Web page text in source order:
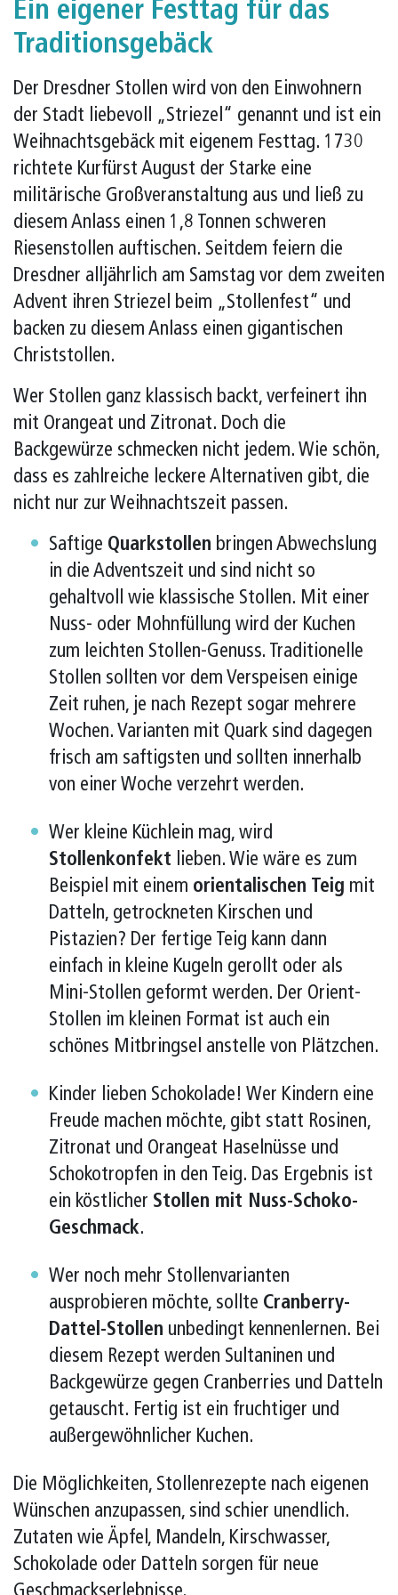
Ein eigener Festtag für das
Traditionsgebäck
Der Dresdner Stollen wird von den Einwohnern
der Stadt liebevoll „Striezel“ genannt und ist ein
Weihnachtsgebäck mit eigenem Festtag. 1730
richtete Kurfürst August der Starke eine
militärische Großveranstaltung aus und ließ zu
diesem Anlass einen 1,8 Tonnen schweren
Riesenstollen auftischen. Seitdem feiern die
Dresdner alljährlich am Samstag vor dem zweiten
Advent ihren Striezel beim „Stollenfest“ und
backen zu diesem Anlass einen gigantischen
Christstollen.
Wer Stollen ganz klassisch backt, verfeinert ihn
mit Orangeat und Zitronat. Doch die
Backgewürze schmecken nicht jedem. Wie schön,
dass es zahlreiche leckere Alternativen gibt, die
nicht nur zur Weihnachtszeit passen.
Saftige Quarkstollen bringen Abwechslung
in die Adventszeit und sind nicht so
gehaltvoll wie klassische Stollen. Mit einer
Nuss- oder Mohnfüllung wird der Kuchen
zum leichten Stollen-Genuss. Traditionelle
Stollen sollten vor dem Verspeisen einige
Zeit ruhen, je nach Rezept sogar mehrere
Wochen. Varianten mit Quark sind dagegen
frisch am saftigsten und sollten innerhalb
von einer Woche verzehrt werden.
Wer kleine Küchlein mag, wird
Stollenkonfekt lieben. Wie wäre es zum
Beispiel mit einem orientalischen Teig mit
Datteln, getrockneten Kirschen und
Pistazien? Der fertige Teig kann dann
einfach in kleine Kugeln gerollt oder als
Mini-Stollen geformt werden. Der Orient-
Stollen im kleinen Format ist auch ein
schönes Mitbringsel anstelle von Plätzchen.
Kinder lieben Schokolade! Wer Kindern eine
Freude machen möchte, gibt statt Rosinen,
Zitronat und Orangeat Haselnüsse und
Schokotropfen in den Teig. Das Ergebnis ist
ein köstlicher Stollen mit Nuss-Schoko-
Geschmack.
Wer noch mehr Stollenvarianten
ausprobieren möchte, sollte Cranberry-
Dattel-Stollen unbedingt kennenlernen. Bei
diesem Rezept werden Sultaninen und
Backgewürze gegen Cranberries und Datteln
getauscht. Fertig ist ein fruchtiger und
außergewöhnlicher Kuchen.
Die Möglichkeiten, Stollenrezepte nach eigenen
Wünschen anzupassen, sind schier unendlich.
Zutaten wie Äpfel, Mandeln, Kirschwasser,
Schokolade oder Datteln sorgen für neue